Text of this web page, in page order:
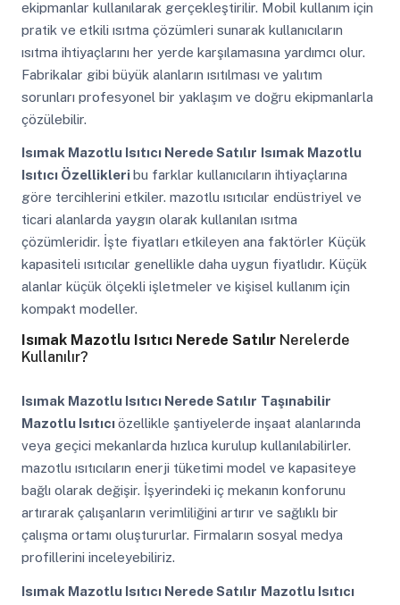
ekipmanlar kullanılarak gerçekleştirilir. Mobil kullanım için
pratik ve etkili ısıtma çözümleri sunarak kullanıcıların
ısıtma ihtiyaçlarını her yerde karşılamasına yardımcı olur.
Fabrikalar gibi büyük alanların ısıtılması ve yalıtım
sorunları profesyonel bir yaklaşım ve doğru ekipmanlarla
çözülebilir.
Isımak Mazotlu Isıtıcı Nerede Satılır Isımak Mazotlu
Isıtıcı Özellikleribu farklar kullanıcıların ihtiyaçlarına
göre tercihlerini etkiler. mazotlu ısıtıcılar endüstriyel ve
ticari alanlarda yaygın olarak kullanılan ısıtma
çözümleridir. İşte fiyatları etkileyen ana faktörler Küçük
kapasiteli ısıtıcılar genellikle daha uygun fiyatlıdır. Küçük
alanlar küçük ölçekli işletmeler ve kişisel kullanım için
kompakt modeller.
Isımak Mazotlu Isıtıcı Nerede SatılırNerelerde
Kullanılır?
Isımak Mazotlu Isıtıcı Nerede Satılır Taşınabilir
Mazotlu Isıtıcıözellikle şantiyelerde inşaat alanlarında
veya geçici mekanlarda hızlıca kurulup kullanılabilirler.
mazotlu ısıtıcıların enerji tüketimi model ve kapasiteye
bağlı olarak değişir. İşyerindeki iç mekanın konforunu
artırarak çalışanların verimliliğini artırır ve sağlıklı bir
çalışma ortamı oluştururlar. Firmaların sosyal medya
profillerini inceleyebiliriz.
Isımak Mazotlu Isıtıcı Nerede Satılır Mazotlu Isıtıcı